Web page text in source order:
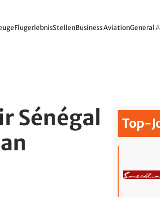
FlugerlebnisStellenBusiness AviationGeneral
Sénégal
Top-